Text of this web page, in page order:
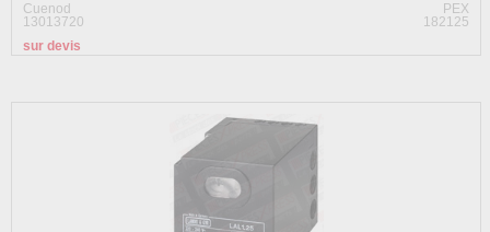
Cuenod
PEX
13013720
182125
sur devis